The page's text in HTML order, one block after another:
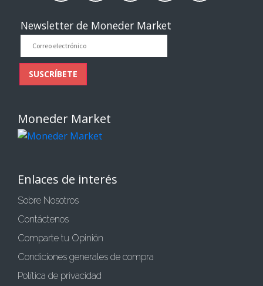
Newsletter de Moneder Market
Correo
electrónico
SUSCRÍBETE
Moneder Market
Enlaces de interés
Sobre Nosotros
Contáctenos
Comparte tu Opinión
Condiciones generales de compra
Política de privacidad